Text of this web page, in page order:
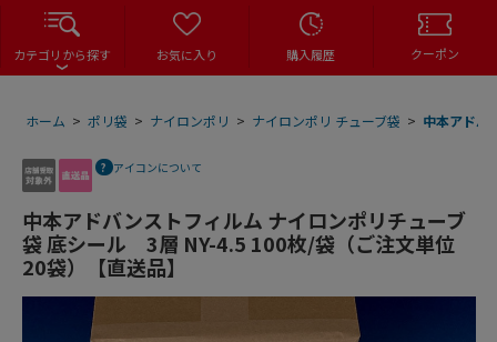
カテゴリから探す お気に入り 購入履歴 クーポン
ホーム > ポリ袋 > ナイロンポリ > ナイロンポリ チューブ袋 > 中本アドバ
アイコンについて
中本アドバンストフィルム ナイロンポリチューブ
袋 底シール 3層 NY-4.5 100枚/袋（ご注文単位
20袋）【直送品】